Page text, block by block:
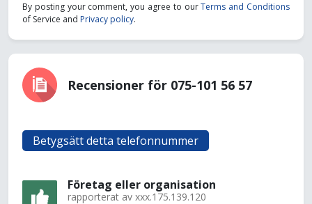
By posting your comment, you agree to ourTerms and Conditions
of Service and Privacy policy.
Recensioner för 075-101 56 57
Betygsätt detta telefonnummer
Företag eller organisation
rapporterat av xxx.175.139.120